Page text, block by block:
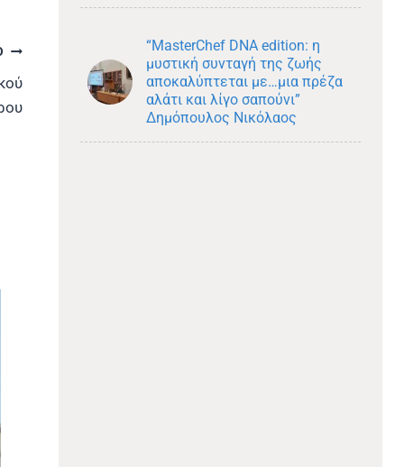
“MasterChef DNA edition: η
μυστική συνταγή της ζωής
αποκαλύπτεται με…μια πρέζα
αλάτι και λίγο σαπούνι”
Δημόπουλος Νικόλαος